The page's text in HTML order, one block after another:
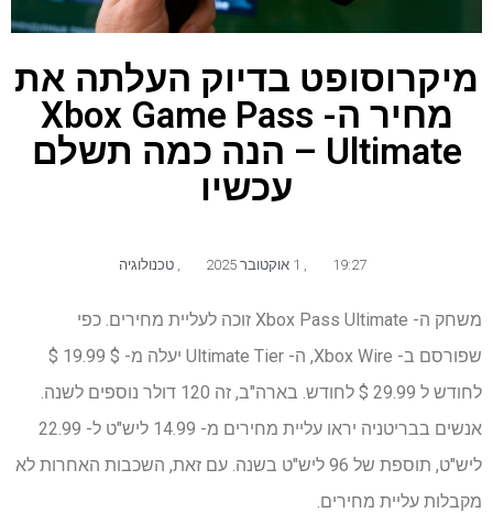
מיקרוסופט בדיוק העלתה את
מחיר ה- Xbox Game Pass
Ultimate – הנה כמה תשלם
עכשיו
19:27 טכנולוגיה
משחק ה- Xbox Pass Ultimate זוכה לעליית מחירים. כפי
שפורסם ב- Xbox Wire, ה- Ultimate Tier יעלה מ- $ 19.99 $
לחודש ל 29.99 $ לחודש. בארה"ב, זה 120 דולר נוספים לשנה.
אנשים בבריטניה יראו עליית מחירים מ- 14.99 ליש"ט ל- 22.99
ליש"ט, תוספת של 96 ליש"ט בשנה. עם זאת, השכבות האחרות לא
מקבלות עליית מחירים.